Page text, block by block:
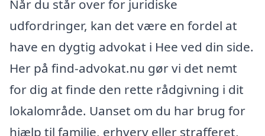
Når du står over for juridiske
udfordringer, kan det være en fordel at
have en dygtig advokat i Hee ved din side.
Her på find-advokat.nu gør vi det nemt
for dig at finde den rette rådgivning i dit
lokalområde. Uanset om du har brug for
hjælp til familie, erhverv eller strafferet,